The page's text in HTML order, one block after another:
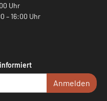
Uhr
– 16:00 Uhr
Anmelden